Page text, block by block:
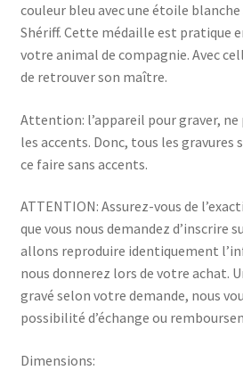
couleur bleu avec une étoile
Shériff. Cette médaille est pratique
votre animal de compagnie. Avec
de retrouver son maître.
Attention: l’appareil pour graver, ne
les accents. Donc, tous les gravures
ce faire sans accents.
ATTENTION: Assurez-vous de
que vous nous demandez d’inscrire
allons reproduire identiquement
nous donnerez lors de votre achat.
gravé selon votre demande, nous
possibilité d’échange ou
Dimensions: